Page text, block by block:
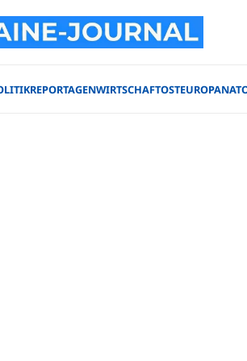
REPORTAGENWIRTSCHAFTOSTEUROPA